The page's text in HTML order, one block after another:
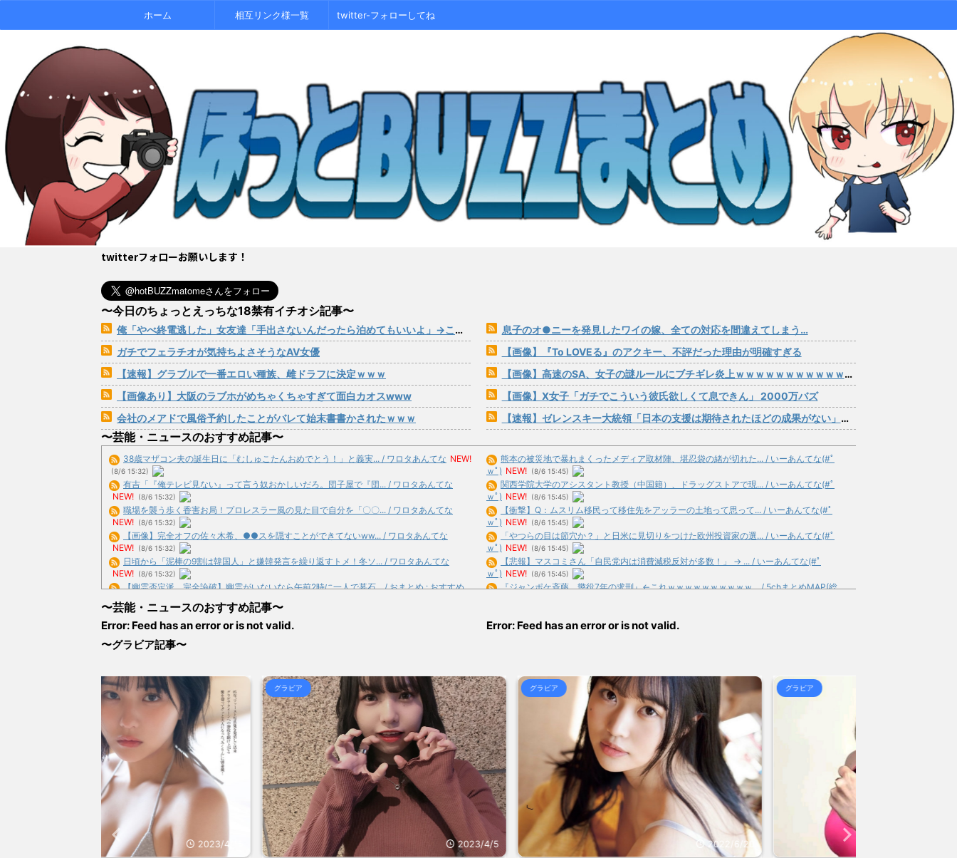
ホーム 相互リンク様一覧 twitter-フォローしてね
twitterフォローお願いします！
〜今日のちょっとえっちな18禁有イチオシ記事〜
俺「やべ終電逃した」女友達「手出さないんだったら泊めてもいいよ」→こうなるwww
ガチでフェラチオが気持ちよさそうなAV女優
【速報】グラブルで一番エロい種族、雌ドラフに決定ｗｗｗ
【画像あり】大阪のラブホがめちゃくちゃすぎて面白カオスwww
会社のメアドで風俗予約したことがバレて始末書書かされたｗｗｗ
息子のオ●ニーを発見したワイの嫁、全ての対応を間違えてしまう…
【画像】『To LOVEる』のアクキー、不評だった理由が明確すぎる
【画像】高速のSA、女子の謎ルールにブチギレ炎上ｗｗｗｗｗｗｗｗｗｗｗｗｗ
【画像】X女子「ガチでこういう彼氏欲しくて息できん」 2000万バズ
【速報】ゼレンスキー大統領「日本の支援は期待されたほどの成果がない」WWWWWWWWWWW
〜芸能・ニュースのおすすめ記事〜
38歳マザコン夫の誕生日に「むしゅこたんおめでとう！」と義実... / ワロタあんてな NEW!
(8/6 15:32)
有吉「『俺テレビ見ない』って言う奴おかしいだろ。団子屋で『団... / ワロタあんてな
NEW! (8/6 15:32)
職場を襲う歩く香害お局！プロレスラー風の見た目で自分を「〇〇... / ワロタあんてな
NEW! (8/6 15:32)
【画像】完全オフの佐々木希、●●スを隠すことができてないww... / ワロタあんてな
NEW! (8/6 15:32)
日頃から「泥棒の9割は韓国人」と嫌韓発言を繰り返すトメ！冬ソ... / ワロタあんてな
NEW! (8/6 15:32)
【幽霊否定派、完全論破】幽霊がいないなら午前2時に一人で墓石... / おまとめ : おすすめ
鬼の正体、船で難破して日本に漂着した白人だった説 / おまとめ : おすすめ
15:05)
【しかも無能】Google、Geminiが大赤字、史上初のマ... / おまとめ : おすすめ
14:53)
【衝撃画像】有名セクシー女優さん、整形手術に大失敗して撮影不... / おまとめ : おすすめ
NEW!
(8/6 14:29)
【信長の野望・新生】米問屋をどういう時にどこに建てるのかわか... / 気になるニュースま
とめアンテナ
(8/29 00:02)
安倍国葬たったの2.5億円に批判してる奴らって幾らならOKな... / 気になるニュースまとめ
アンテナ
(8/29 00:00)
【悲報】乃木中３０ｔｈヒット祈願が死ぬほど / 気になるニュースまとめアンテナ
(8/29
00:00)
【モバマスSS】志希「苺の美味しい食べ方。そして雪美と食べる... / 気になるニュースま
とめアンテナ
(8/29 00:00)
【速報】スプラトゥーン公式、謝罪 / 気になるニュースまとめアンテナ (8/28 23:50)
Powered by livedoor 相互RSS
熊本の被災地で暴れまくったメディア取材陣、堪忍袋の緒が切れた... / いーあんてな(#ﾟ
ｗﾟ) NEW! (8/6 15:45)
関西学院大学のアシスタント教授（中国籍）、ドラッグストアで現... / いーあんてな(#ﾟ
ｗﾟ) NEW! (8/6 15:45)
【衝撃】Q：ムスリム移民って移住先をアッラーの土地って思って... / いーあんてな(#ﾟ
ｗﾟ) NEW! (8/6 15:45)
「やつらの目は節穴か？」と日米に見切りをつけた欧州投資家の選... / いーあんてな(#ﾟ
ｗﾟ) NEW! (8/6 15:45)
【悲報】マスコミさん「自民党内は消費減税反対が多数！」 → ... / いーあんてな(#ﾟ
ｗﾟ) NEW! (8/6 15:45)
『ジャンポケ斉藤、懲役7年の求刑』←これｗｗｗｗｗｗｗｗｗｗ... / 5chまとめMAP(総
合) NEW! (8/6 15:23)
合) NEW! (8/6 14:49)
【悲報】クロちゃん、とんでもないツイートをする / 5chまとめMAP(総合) NEW!
(8/6
14:39)
海外「日本よ、お前がナンバーワンだ」 熊本地震直後の日本の対... / にゅーすなう！ まと
めアンテナ
【画像】おまえらこういう地雷系の女子高生って好きじゃないの？ / にゅーすなう！ まと
めアンテナ
(7/30 22:26)
【為替相場】為替介入により一時1ドル157円台 しかし戻しも... / にゅーすなう！ まとめ
アンテナ
(7/30 22:16)
勇気を出して白人美女にチン凸したアジア人短小男♂、爆笑されて... / にゅーすなう！ ま
とめアンテナ
(7/30 22:06)
海外「日本よ、お前がナンバーワンだ」 熊本地震直後の日本の対... / にゅーすなう！ まと
めアンテナ
(7/30 21:56)
Powered by livedoor 相互RSS
〜芸能・ニュースのおすすめ記事〜
Error: Feed has an error or is not valid.
Error: Feed has an error or is not valid.
〜グラビア記事〜
グラビア
2023/4/5
グラビア
2022/6/20
グラビア
2022/6/18